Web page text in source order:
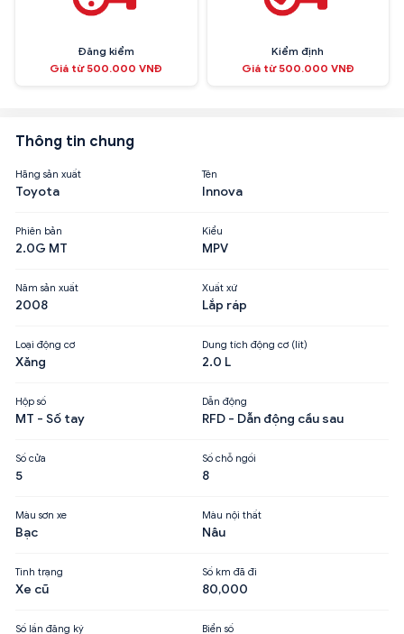
Đăng kiểm
Giá từ 500.000 VNĐ
Kiểm định
Giá từ 500.000 VNĐ
Thông tin chung
Hãng sản xuất
Toyota
Tên
Innova
Phiên bản
2.0G MT
Kiểu
MPV
Năm sản xuất
2008
Xuất xứ
Lắp ráp
Loại động cơ
Xăng
Dung tích động cơ (lít)
2.0 L
Hộp số
MT - Số tay
Dẫn động
RFD - Dẫn động cầu sau
Số cửa
5
Số chỗ ngồi
8
Màu sơn xe
Bạc
Màu nội thất
Nâu
Tình trạng
Xe cũ
Số km đã đi
80,000
Số lần đăng ký Biển số